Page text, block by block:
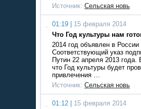
Источник: Сельская новь
01:19 |
15 февраля 2014
Что Год культуры нам
2014 год объявлен в
Соответствующий указ
Путин 22 апреля 2013 года.
что Год культуры будет
привлечения …
Источник: Сельская новь
01:12 |
15 февраля 2014